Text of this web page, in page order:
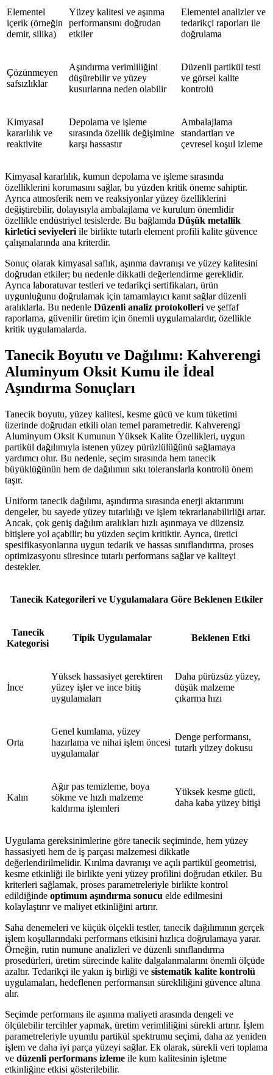
Elementel
içerik (örneğin
demir, silika)
Yüzey kalitesi ve aşınma
performansını doğrudan
etkiler
Elementel analizler ve
tedarikçi raporları ile
doğrulama
Çözünmeyen
safsızlıklar
Aşındırma verimliliğini
düşürebilir ve yüzey
kusurlarına neden olabilir
Düzenli partikül testi
ve görsel kalite
kontrolü
Kimyasal
kararlılık ve
reaktivite
Depolama ve işleme
sırasında özellik değişimine
karşı hassastır
Ambalajlama
standartları ve
çevresel koşul izleme
Kimyasal kararlılık, kumun depolama ve işleme sırasında
özelliklerini korumasını sağlar, bu yüzden kritik öneme sahiptir.
Ayrıca atmosferik nem ve reaksiyonlar yüzey özelliklerini
değiştirebilir, dolayısıyla ambalajlama ve kurulum önemlidir
özellikle endüstriyel tesislerde. Bu bağlamda Düşük metallik
kirletici seviyeleri ile birlikte tutarlı element profili kalite güvence
çalışmalarında ana kriterdir.
Sonuç olarak kimyasal saflık, aşınma davranışı ve yüzey kalitesini
doğrudan etkiler; bu nedenle dikkatli değerlendirme gereklidir.
Ayrıca laboratuvar testleri ve tedarikçi sertifikaları, ürün
uygunluğunu doğrulamak için tamamlayıcı kanıt sağlar düzenli
aralıklarla. Bu nedenle Düzenli analiz protokolleri ve şeffaf
raporlama, güvenilir üretim için önemli uygulamalardır, özellikle
kritik uygulamalarda.
Tanecik Boyutu ve Dağılımı: Kahverengi
Aluminyum Oksit Kumu ile İdeal
Aşındırma Sonuçları
Tanecik boyutu, yüzey kalitesi, kesme gücü ve kum tüketimi
üzerinde doğrudan etkili olan temel parametredir. Kahverengi
Aluminyum Oksit Kumunun Yüksek Kalite Özellikleri, uygun
partikül dağılımıyla istenen yüzey pürüzlülüğünü sağlamaya
yardımcı olur. Bu nedenle, seçim sırasında hem tanecik
büyüklüğünün hem de dağılımın sıkı toleranslarla kontrolü önem
taşır.
Uniform tanecik dağılımı, aşındırma sırasında enerji aktarımını
dengeler, bu sayede yüzey tutarlılığı ve işlem tekrarlanabilirliği artar.
Ancak, çok geniş dağılım aralıkları hızlı aşınmaya ve düzensiz
bitişlere yol açabilir; bu yüzden seçim kritiktir. Ayrıca, üretici
spesifikasyonlarına uygun tedarik ve hassas sınıflandırma, proses
optimizasyonu süresince tutarlı performans sağlar ve kaliteyi
destekler.
Tanecik Kategorileri ve Uygulamalara Göre Beklenen Etkiler
Tanecik
Kategorisi
Tipik Uygulamalar Beklenen Etki
İnce
Yüksek hassasiyet gerektiren
yüzey işler ve ince bitiş
uygulamaları
Daha pürüzsüz yüzey,
düşük malzeme
çıkarma hızı
Orta
Genel kumlama, yüzey
hazırlama ve nihai işlem öncesi
uygulamalar
Denge performansı,
tutarlı yüzey dokusu
Kalın
Ağır pas temizleme, boya
sökme ve hızlı malzeme
kaldırma işlemleri
Yüksek kesme gücü,
daha kaba yüzey bitişi
Uygulama gereksinimlerine göre tanecik seçiminde, hem yüzey
hassasiyeti hem de iş parçası malzemesi dikkatle
değerlendirilmelidir. Kırılma davranışı ve açılı partikül geometrisi,
kesme etkinliği ile birlikte yeni yüzey profilini doğrudan etkiler. Bu
kriterleri sağlamak, proses parametreleriyle birlikte kontrol
edildiğinde optimum aşındırma sonucu elde edilmesini
kolaylaştırır ve maliyet etkinliğini artırır.
Saha denemeleri ve küçük ölçekli testler, tanecik dağılımının gerçek
işlem koşullarındaki performans etkisini hızlıca doğrulamaya yarar.
Örneğin, rutin numune analizleri ve düzenli sınıflandırma
prosedürleri, üretim sürecinde kalite dalgalanmalarını önemli ölçüde
azaltır. Tedarikçi ile yakın iş birliği ve sistematik kalite kontrolü
uygulamaları, hedeflenen performansın sürekliliğini güvence altına
alır.
Seçimde performans ile aşınma maliyeti arasında dengeli ve
ölçülebilir tercihler yapmak, üretim verimliliğini sürekli artırır. İşlem
parametreleriyle uyumlu partikül spektrumu seçimi, daha az yeniden
işlem ve daha iyi parça yüzeyi sağlar. Ek olarak, sürekli veri toplama
ve düzenli performans izleme ile kum kalitesinin işletme
etkinliğine etkisi gösterilebilir.